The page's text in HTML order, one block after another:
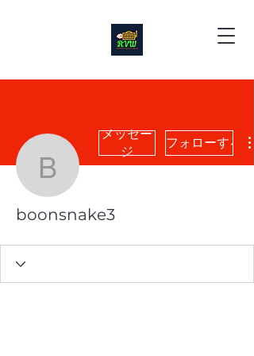
boonsnake3
メッセー
ジ
フォローする
boonsnake3